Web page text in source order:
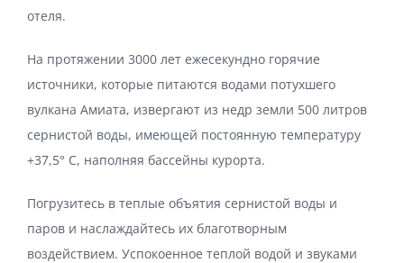
отеля.
На протяжении 3000 лет ежесекундно горячие
источники, которые питаются водами потухшего
вулкана Амиата, извергают из недр земли 500 литров
сернистой воды, имеющей постоянную температуру
+37,5° С, наполняя бассейны курорта.
Погрузитесь в теплые объятия сернистой воды и
паров и наслаждайтесь их благотворным
воздействием. Успокоенное теплой водой и звуками